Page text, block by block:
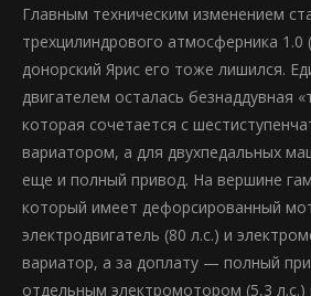
Главным техническим изменением
трехцилиндрового атмосферника 1.0
донорский Ярис его тоже лишился.
двигателем осталась безнаддувная
которая сочетается с
вариатором, а для двухпедальных
еще и полный привод. На вершине
который имеет дефорсированный
электродвигатель (80 л.с.) и
вариатор, а за доплату — полный
отдельным электромотором (5,3 л.с.)